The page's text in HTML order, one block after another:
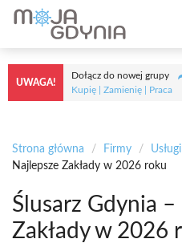
Przejdź
treści
UWAGA!
Dołącz do nowej grupy
Kupię | Zamienię | Praca
Strona główna / Firmy /
Najlepsze Zakłady w 2026 roku
Ślusarz Gdynia
Zakłady w 2026